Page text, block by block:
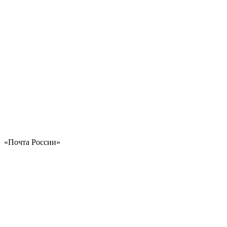
«Почта России»